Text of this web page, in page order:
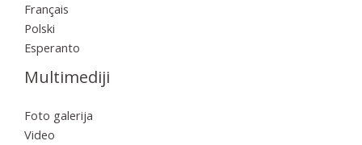
Français
Polski
Esperanto
Multimediji
Foto galerija
Video